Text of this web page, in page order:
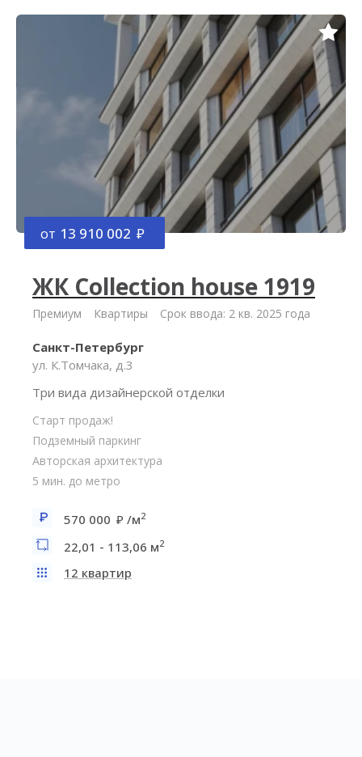
от 13 910 002
ЖК Collection house 1919
Премиум Квартиры Срок ввода: 2 кв. 2025 года
Санкт-Петербург
ул. К.Томчака, д.3
Три вида дизайнерской отделки
Старт продаж!
Подземный паркинг
Авторская архитектура
5 мин. до метро
570 000 /м2
22,01 - 113,06 м2
12 квартир